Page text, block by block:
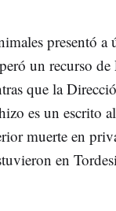
presentó
un recurso
que la
es un escrito
muerte en
en